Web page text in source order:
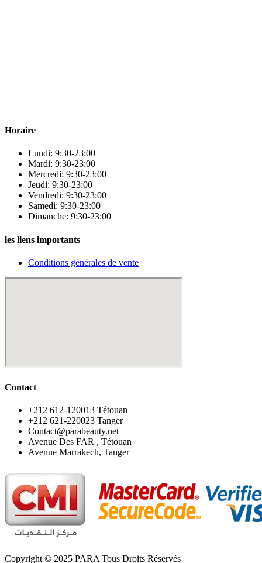
Horaire
Lundi: 9:30-23:00
Mardi: 9:30-23:00
Mercredi: 9:30-23:00
Jeudi: 9:30-23:00
Vendredi: 9:30-23:00
Samedi: 9:30-23:00
Dimanche: 9:30-23:00
les liens importants
Conditions générales de vente
Contact
‪+212 612-120013 Tétouan
‪+212 621-220023 Tanger
Contact@parabeauty.net
Avenue Des FAR , Tétouan
Avenue Marrakech, Tanger
Copyright © 2025 PARA Tous Droits Réservés